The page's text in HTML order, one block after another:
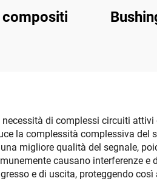
di complessi circuiti
la complessità complessiva del
migliore qualità del segnale,
causano interferenze e
e di uscita, proteggendo